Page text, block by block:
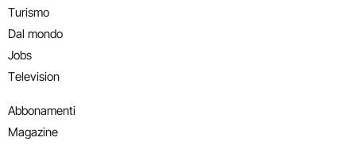
Turismo
Dal mondo
Jobs
Television
Abbonamenti
Magazine